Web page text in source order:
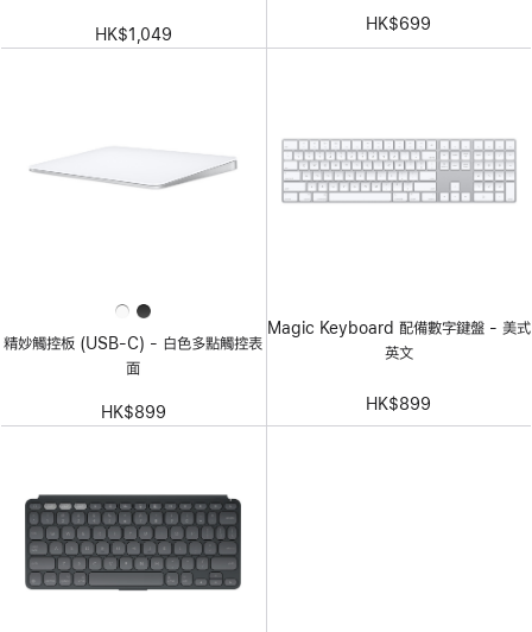
HK$1,049
HK$699
精妙觸控板 (USB-C) - 白色多點觸控表
面
HK$899
Magic Keyboard 配備數字鍵盤 - 美式
英文
HK$899